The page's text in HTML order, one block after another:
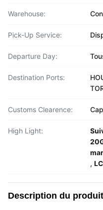
Warehouse:
Pick-Up Service:
Departure Day:
Destination Ports:
Customs Clearence:
High Light:
,
Description du produit